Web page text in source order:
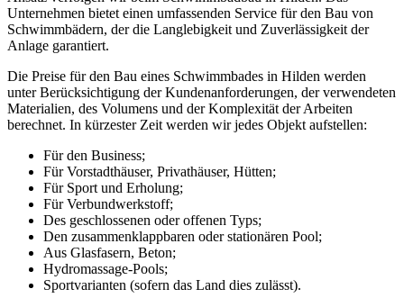
Unternehmen bietet einen umfassenden Service für den Bau von
Schwimmbädern, der die Langlebigkeit und Zuverlässigkeit der
Anlage garantiert.
Die Preise für den Bau eines Schwimmbades in Hilden werden
unter Berücksichtigung der Kundenanforderungen, der verwendeten
Materialien, des Volumens und der Komplexität der Arbeiten
berechnet. In kürzester Zeit werden wir jedes Objekt aufstellen:
Für den Business;
Für Vorstadthäuser, Privathäuser, Hütten;
Für Sport und Erholung;
Für Verbundwerkstoff;
Des geschlossenen oder offenen Typs;
Den zusammenklappbaren oder stationären Pool;
Aus Glasfasern, Beton;
Hydromassage-Pools;
Sportvarianten (sofern das Land dies zulässt).